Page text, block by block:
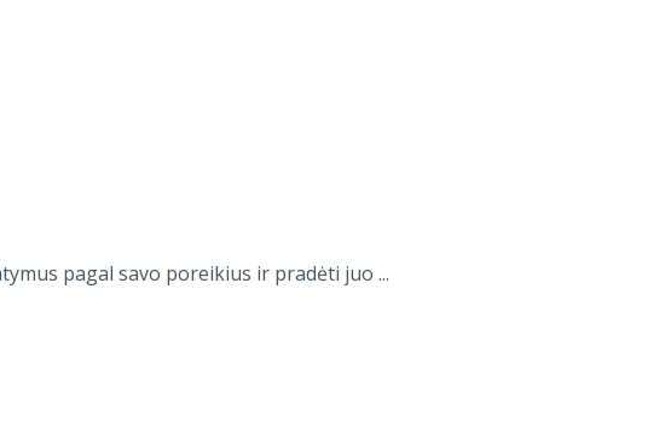
pagal savo poreikius ir pradėti juo ...